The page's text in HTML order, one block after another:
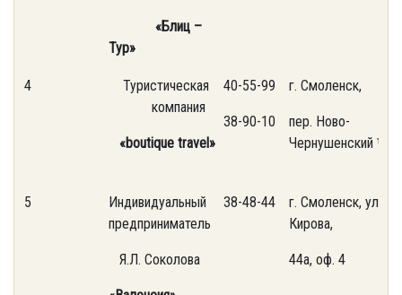
«Блиц –
Тур»
4
Туристическая
компания
«boutique travel»
40-55-99
38-90-10
г. Смоленск,
пер. Ново-
Чернушенский ½
5
Индивидуальный
предприниматель
Я.Л. Соколова
38-48-44
г. Смоленск, ул.
Кирова,
44а, оф. 4